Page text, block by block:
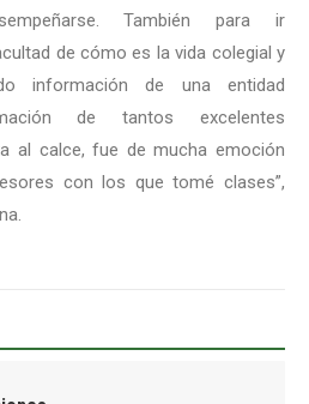
También para ir
de cómo es la vida colegial y
información de una entidad
de tantos excelentes
al calce, fue de mucha emoción
con los que tomé clases”,